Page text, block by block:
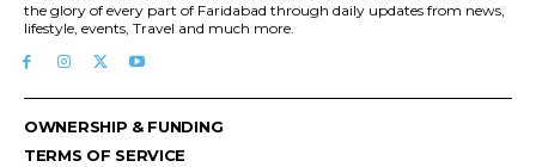
the glory of every part of Faridabad through daily updates from news,
lifestyle, events, Travel and much more.
OWNERSHIP & FUNDING
TERMS OF SERVICE